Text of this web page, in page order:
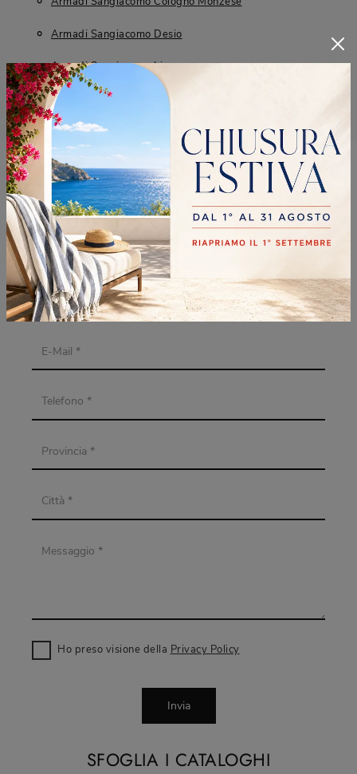
Armadi Sangiacomo Desio
Armadi Sangiacomo Lissone
Armadi Sangiacomo Sesto San Giovanni
SFOGLIA I CATALOGHI
RICHIEDI MAGGIORI
INFORMAZIONI
Ho preso visione della Privacy Policy
Invia